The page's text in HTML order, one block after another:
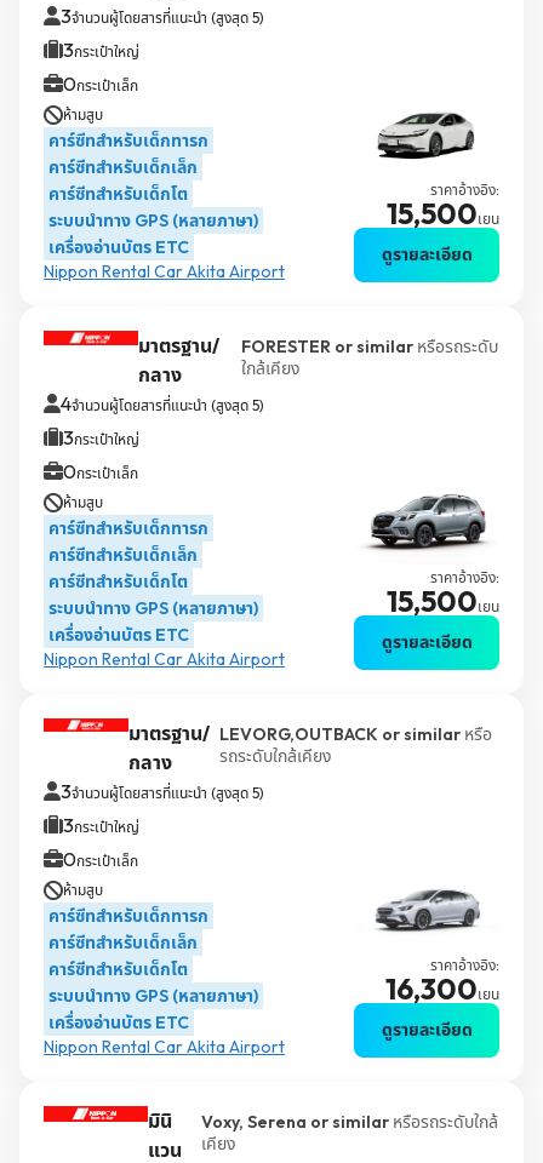
3จำนวนผู้โดยสารที่แนะนำ (สูงสุด 5)
3กระเป๋าใหญ่
0กระเป๋าเล็ก
ห้ามสูบ
คาร์ซีทสำหรับเด็กทารก
คาร์ซีทสำหรับเด็กเล็ก
คาร์ซีทสำหรับเด็กโต
ระบบนำทาง GPS (หลายภาษา)
เครื่องอ่านบัตร ETC
Nippon Rental Car Akita Airport
ราคาอ้างอิง:
15,500เยน
ดูรายละเอียด
มาตรฐาน/
กลาง
FORESTER or similar หรือรถระดับ
ใกล้เคียง
4จำนวนผู้โดยสารที่แนะนำ (สูงสุด 5)
3กระเป๋าใหญ่
0กระเป๋าเล็ก
ห้ามสูบ
คาร์ซีทสำหรับเด็กทารก
คาร์ซีทสำหรับเด็กเล็ก
คาร์ซีทสำหรับเด็กโต
ระบบนำทาง GPS (หลายภาษา)
เครื่องอ่านบัตร ETC
Nippon Rental Car Akita Airport
ราคาอ้างอิง:
15,500เยน
ดูรายละเอียด
มาตรฐาน/
กลาง
LEVORG,OUTBACK or similar หรือ
รถระดับใกล้เคียง
3จำนวนผู้โดยสารที่แนะนำ (สูงสุด 5)
3กระเป๋าใหญ่
0กระเป๋าเล็ก
ห้ามสูบ
คาร์ซีทสำหรับเด็กทารก
คาร์ซีทสำหรับเด็กเล็ก
คาร์ซีทสำหรับเด็กโต
ระบบนำทาง GPS (หลายภาษา)
เครื่องอ่านบัตร ETC
Nippon Rental Car Akita Airport
ราคาอ้างอิง:
16,300เยน
ดูรายละเอียด
มินิ
แวน
Voxy, Serena or similar หรือรถระดับใกล้
เคียง